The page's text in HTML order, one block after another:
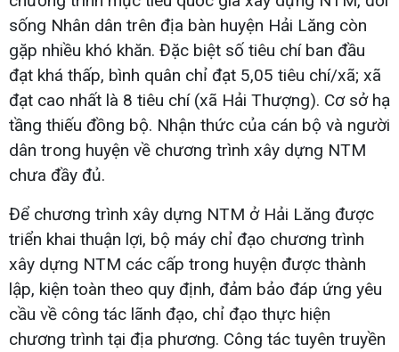
sống Nhân dân trên địa bàn huyện Hải Lăng còn
gặp nhiều khó khăn. Đặc biệt số tiêu chí ban đầu
đạt khá thấp, bình quân chỉ đạt 5,05 tiêu chí/xã; xã
đạt cao nhất là 8 tiêu chí (xã Hải Thượng). Cơ sở hạ
tầng thiếu đồng bộ. Nhận thức của cán bộ và người
dân trong huyện về chương trình xây dựng NTM
chưa đầy đủ.
Để chương trình xây dựng NTM ở Hải Lăng được
triển khai thuận lợi, bộ máy chỉ đạo chương trình
xây dựng NTM các cấp trong huyện được thành
lập, kiện toàn theo quy định, đảm bảo đáp ứng yêu
cầu về công tác lãnh đạo, chỉ đạo thực hiện
chương trình tại địa phương. Công tác tuyên truyền